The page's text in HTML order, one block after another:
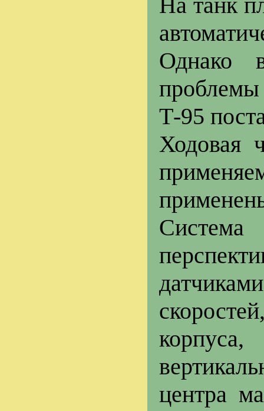
Однако
Т-95
Ходовая
центра